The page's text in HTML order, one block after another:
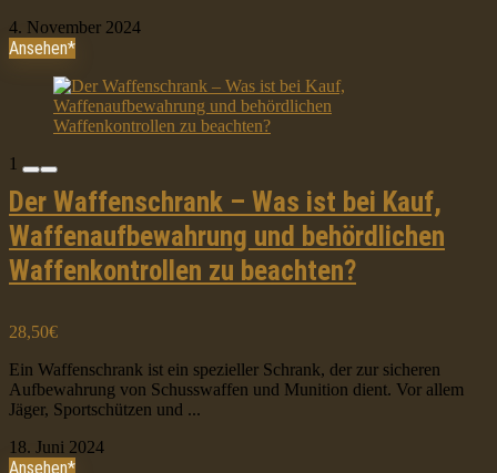
4. November 2024
Ansehen*
1
Der Waffenschrank – Was ist bei Kauf,
Waffenaufbewahrung und behördlichen
Waffenkontrollen zu beachten?
28,50€
Ein Waffenschrank ist ein spezieller Schrank, der zur sicheren
Aufbewahrung von Schusswaffen und Munition dient. Vor allem
Jäger, Sportschützen und ...
18. Juni 2024
Ansehen*